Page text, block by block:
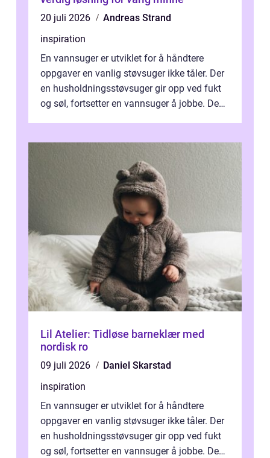
20 juli 2026
Andreas Strand
inspiration
En vannsuger er utviklet for å håndtere
oppgaver en vanlig støvsuger ikke tåler. Der
en husholdningsstøvsuger gir opp ved fukt
og søl, fortsetter en vannsuger å jobbe. Den
Lil Atelier: Tidløse barneklær med
nordisk ro
09 juli 2026
Daniel Skarstad
inspiration
En vannsuger er utviklet for å håndtere
oppgaver en vanlig støvsuger ikke tåler. Der
en husholdningsstøvsuger gir opp ved fukt
og søl, fortsetter en vannsuger å jobbe. Den